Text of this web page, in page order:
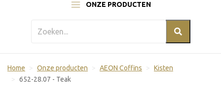
ONZE PRODUCTEN
Home Onze producten AEON Coffins
Kisten
652-28.07 - Teak